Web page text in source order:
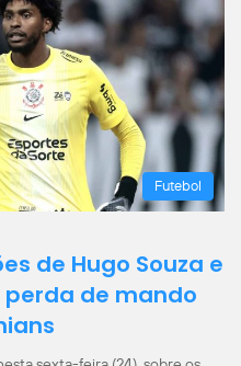
Futebol
de Hugo Souza e
de mando